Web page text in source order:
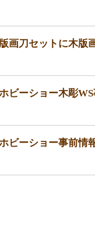
画刀セットに木版
ビーショー木彫
ビーショー事前情